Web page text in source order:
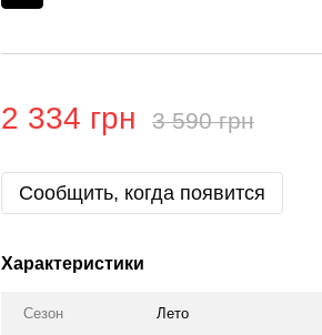
2 334 грн 3 590 грн
Сообщить, когда появится
Характеристики
Сезон Лето